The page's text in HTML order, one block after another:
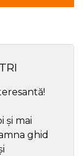
și mai
ghid